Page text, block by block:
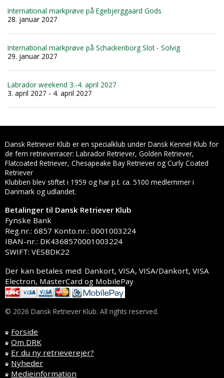
International markprøve på Egebjerggaard Gods
28. januar 2027
International markprøve på Schackenborg Slot - Solvig
29. januar 2027
Labrador weekend 3.-4. april 2027
3. april 2027 - 4. april 2027
Dansk Retriever Klub er en specialklub under Dansk Kennel Klub for
de fem retrieverracer: Labrador Retriever, Golden Retriever,
Flatcoated Retriever, Chesapeake Bay Retriever og Curly Coated
Retriever
Klubben blev stiftet i 1959 og har p.t. ca. 5100 medlemmer i
Danmark og udlandet.
Betalinger til Dansk Retriever Klub
Fynske Bank
Reg.nr.: 6857 Konto.nr.: 0001003224
IBAN-nr.: DK4368570001003224
SWIFT: VESBDK22
Der kan betales med: Dankort, VISA, VISA/Dankort, VISA
Electron, MasterCard og MobilePay
© 2026 Dansk Retriever Klub. All rights reserved.
Forside
Om DRK
Er du ny retrieverejer?
Nyheder
Medieinformation